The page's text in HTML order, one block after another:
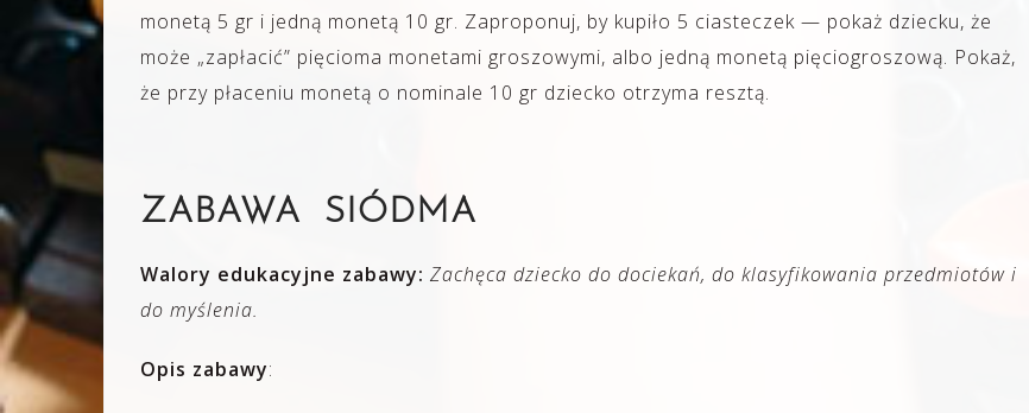
monetą 5 gr i jedną monetą 10 gr. Zaproponuj, by kupiło 5 ciasteczek — pokaż dziecku, że
może „zapłacić” pięcioma monetami groszowymi, albo jedną monetą pięciogroszową. Pokaż,
że przy płaceniu monetą o nominale 10 gr dziecko otrzyma resztą.
ZABAWA SIÓDMA
Walory edukacyjne zabawy: Zachęca dziecko do dociekań, do klasyfikowania przedmiotów i
do myślenia.
Opis zabawy: